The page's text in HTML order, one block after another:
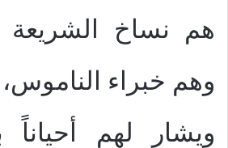
هم نساخ الشريعة
وهم خبراء الناموس،
ويشار لهم أحياناً